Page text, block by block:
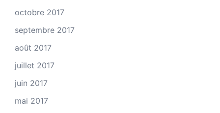
octobre 2017
septembre 2017
août 2017
juillet 2017
juin 2017
mai 2017